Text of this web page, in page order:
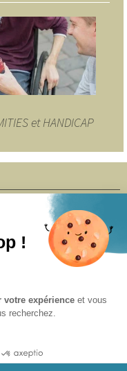
!
votre expérience et vous
recherchez.
et HANDICAP